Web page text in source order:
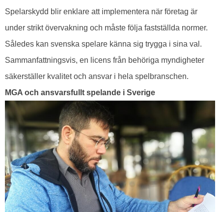
Spelarskydd blir enklare att implementera när företag är
under strikt övervakning och måste följa fastställda normer.
Således kan svenska spelare känna sig trygga i sina val.
Sammanfattningsvis, en licens från behöriga myndigheter
säkerställer kvalitet och ansvar i hela spelbranschen.
MGA och ansvarsfullt spelande i Sverige